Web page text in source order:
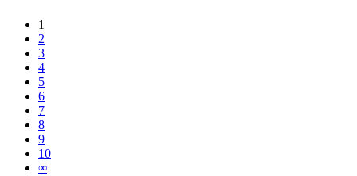
1
2
3
4
5
6
7
8
9
10
∞